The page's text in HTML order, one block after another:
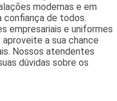
modernas e em
confiança de todos.
empresariais e uniformes
a sua chance
Nossos atendentes
dúvidas sobre os